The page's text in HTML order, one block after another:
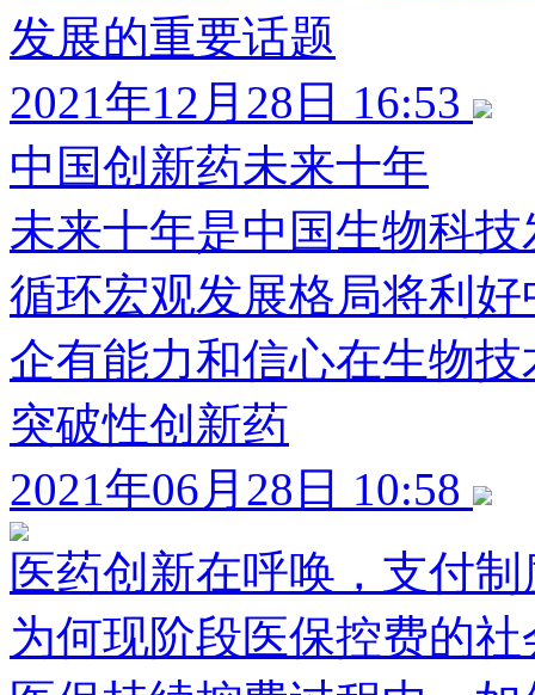
发展的重要话题
2021年12月28日 16:53
中国创新药未来十年
未来十年是中国生物科
循环宏观发展格局将利
企有能力和信心在生物
突破性创新药
2021年06月28日 10:58
医药创新在呼唤，支付
为何现阶段医保控费的